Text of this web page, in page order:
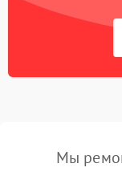
Мы